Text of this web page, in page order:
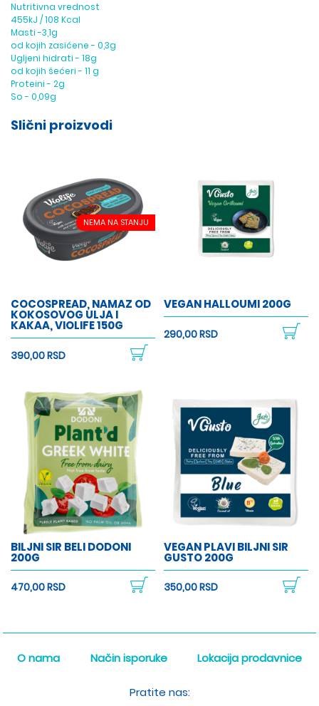
Nutritivna vrednost
455kJ / 108 Kcal
Masti -3,1g
od kojih zasićene - 0,3g
Ugljeni hidrati - 18g
od kojih šećeri - 11 g
Proteini - 2g
So - 0,09g
Slični proizvodi
NEMA NA STANJU
COCOSPREAD, NAMAZ OD
KOKOSOVOG ULJA I
KAKAA, VIOLIFE 150G
390,00 RSD
VEGAN HALLOUMI 200G
290,00 RSD
BILJNI SIR BELI DODONI
200G
470,00 RSD
VEGAN PLAVI BILJNI SIR
GUSTO 200G
350,00 RSD
O nama Način isporuke Lokacija prodavnice
Pratite nas: